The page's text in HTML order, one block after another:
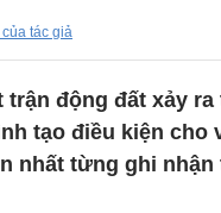
tác giả
trận động đất xảy
tạo điều kiện cho
nhất từng ghi